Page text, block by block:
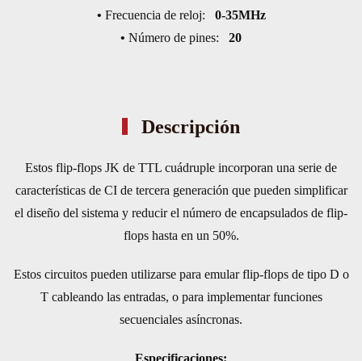
• Frecuencia de reloj: 0-35MHz
• Número de pines: 20
Descripción
Estos flip-flops JK de TTL cuádruple incorporan una serie de
características de CI de tercera generación que pueden simplificar
el diseño del sistema y reducir el número de encapsulados de flip-
flops hasta en un 50%.
Estos circuitos pueden utilizarse para emular flip-flops de tipo D o
T cableando las entradas, o para implementar funciones
secuenciales asíncronas.
Especificaciones: